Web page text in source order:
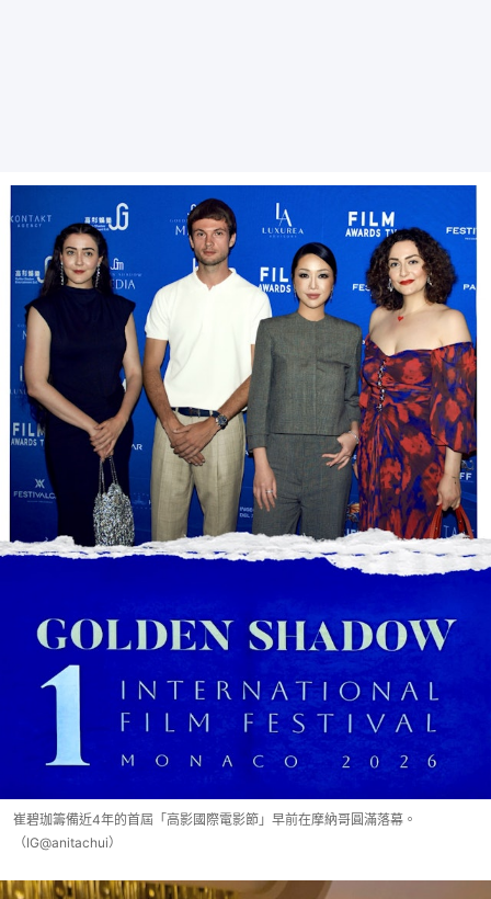
崔碧珈籌備近4年的首屆「高影國際電影節」早前在摩納哥圓滿落幕。
（IG@anitachui）